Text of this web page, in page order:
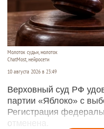
Молоток судьи, молоток
ChatMost, нейросети
10 августа 2026 в 23:49
Верховный суд РФ
партии «Яблоко» с
Регистрация
отменена.